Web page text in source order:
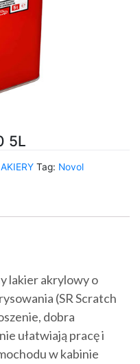
5L
Tag: Novol
lakier akrylowy o
(SR Scratch
dobra
ułatwiają pracę i
w kabinie